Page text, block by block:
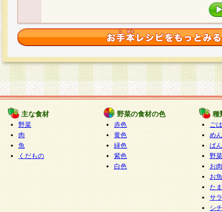
主な食材
野菜
肉
魚
くだもの
野菜の食材の色
赤色
黄色
緑色
紫色
白色
種
ご
めん
ぱん
野
お
お
た
サ
シ